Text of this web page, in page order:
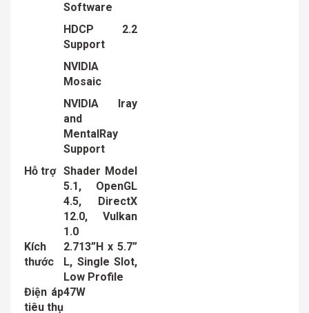
Software
HDCP 2.2
Support
NVIDIA
Mosaic
NVIDIA Iray
and
MentalRay
Support
Hỗ trợ Shader Model
5.1, OpenGL
4.5, DirectX
12.0, Vulkan
1.0
Kích
thước
2.713”H x 5.7”
L, Single Slot,
Low Profile
Điện áp
tiêu thụ
47W